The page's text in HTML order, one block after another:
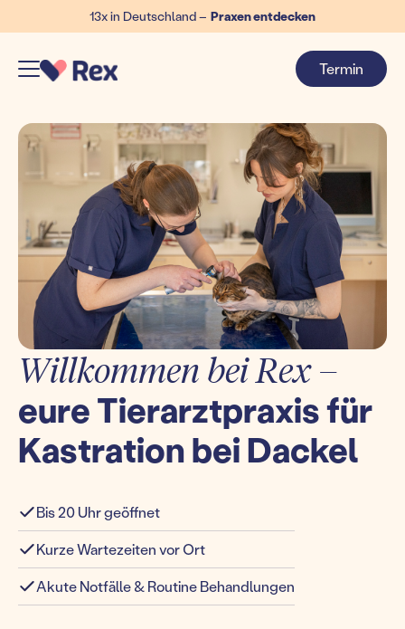
13x in Deutschland – Praxen entdecken
Termin
Willkommen bei Rex –
eure Tierarztpraxis für
Kastration bei Dackel
Bis 20 Uhr geöffnet
Kurze Wartezeiten vor Ort
Akute Notfälle & Routine Behandlungen